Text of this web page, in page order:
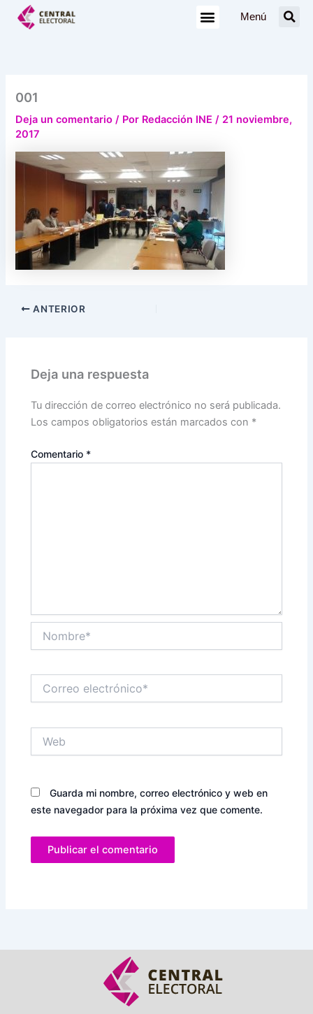
Menú
001
Deja un comentario / Por Redacción INE/ 21 noviembre,
2017
ANTERIOR
Deja una respuesta
Tu dirección de correo electrónico no será publicada.
Los campos obligatorios están marcados con *
Comentario *
electrónico*
Guarda mi nombre, correo electrónico y web en
este navegador para la próxima vez que comente.